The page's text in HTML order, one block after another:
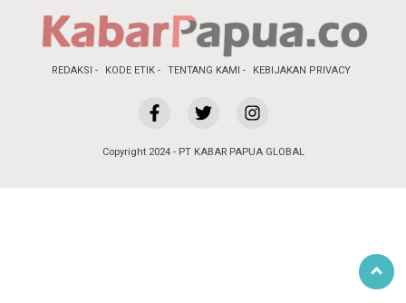
REDAKSI KODE ETIK TENTANG KAMI KEBIJAKAN PRIVACY
Copyright 2024 - PT KABAR PAPUA GLOBAL